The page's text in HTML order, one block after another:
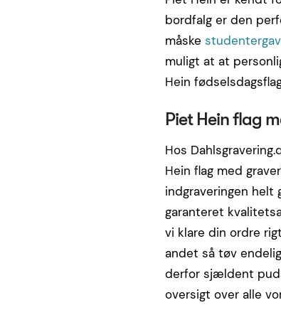
bordfalg er den
måske
muligt at at
Hein
Piet Hein flag
Hos
Hein flag med
indgraveringen helt
garanteret
vi klare din ordre
andet så tøv
derfor sjældent
oversigt over alle